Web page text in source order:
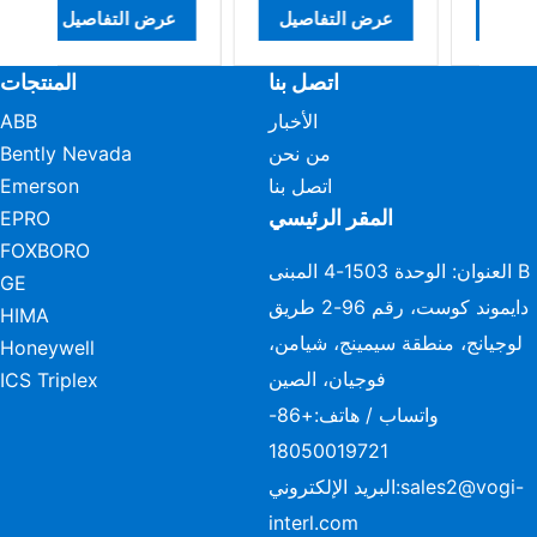
عرض عرض التفاصيل
المنتجات
ABB
Bently Nevada
Emerson
EPRO
FOXBORO
GE
HIMA
Honeywell
ICS Triplex
اتصل بنا
الأخبار
من نحن
اتصل بنا
المقر الرئيسي
العنوان: الوحدة 1503-4 المبنى B
دايموند كوست، رقم 96-2 طريق
لوجيانج، منطقة سيمينج، شيامن،
فوجيان، الصين
واتساب / هاتف:
+86-
18050019721
البريد الإلكتروني:sales2@vogi-
interl.com